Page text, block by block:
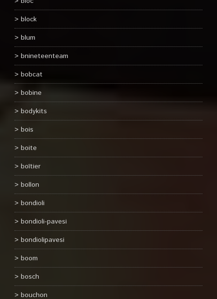
block
blum
bnineteenteam
bobcat
bobine
bodykits
bois
boite
boîtier
bollon
bondioli
bondioli-pavesi
bondiolipavesi
boom
bosch
bouchon